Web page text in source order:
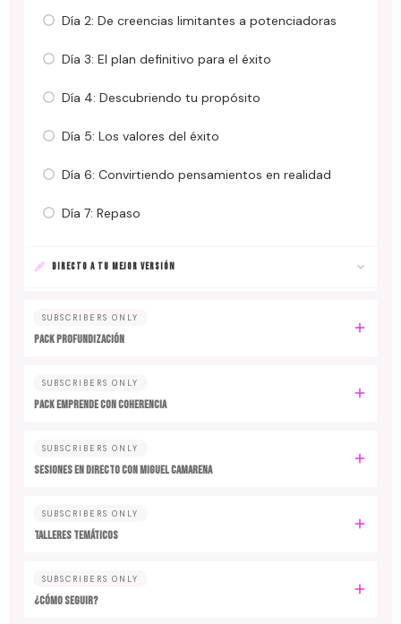
Día 2: De creencias limitantes a potenciadoras
Día 3: El plan definitivo para el éxito
Día 4: Descubriendo tu propósito
Día 5: Los valores del éxito
Día 6: Convirtiendo pensamientos en realidad
Día 7: Repaso
DIRECTO A TU MEJOR VERSIÓN
SUBSCRIBERS ONLY
PACK PROFUNDIZACIÓN
SUBSCRIBERS ONLY
PACK EMPRENDE CON COHERENCIA
SUBSCRIBERS ONLY
SESIONES EN DIRECTO CON MIGUEL CAMARENA
SUBSCRIBERS ONLY
TALLERES TEMÁTICOS
SUBSCRIBERS ONLY
¿CÓMO SEGUIR?